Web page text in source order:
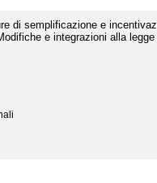
di semplificazione e
e integrazioni alla